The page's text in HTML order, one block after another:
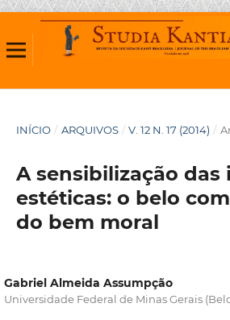
INÍCIO / ARQUIVOS / V. 12 N. 17 (2014) /
A sensibilização das
estéticas: o belo
do bem moral
Gabriel Almeida Assumpção
Universidade Federal de Minas Gerais